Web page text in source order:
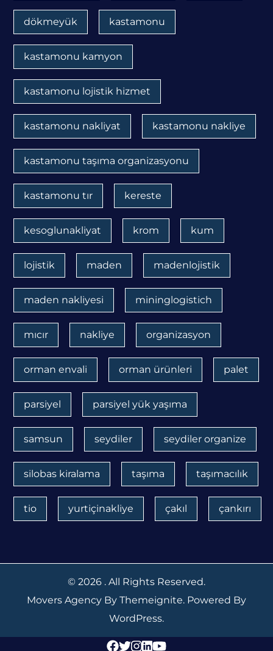
dökmeyük kastamonu
kastamonu kamyon
kastamonu lojistik hizmet
kastamonu nakliyat kastamonu nakliye
kastamonu taşıma organizasyonu
kastamonu tır kereste
kesoglunakliyat krom kum
lojistik maden madenlojistik
maden nakliyesi mininglogistich
mıcır nakliye organizasyon
orman envali orman ürünleri palet
parsiyel parsiyel yük yaşıma
samsun seydiler seydiler organize
silobas kiralama taşıma taşımacılık
tio yurtiçinakliye çakıl çankırı
© 2026 . All Rights Reserved.
Movers Agency By Themeignite. Powered By
WordPress.
Facebook
Twitter
Instagram
Linkedin
Youtube